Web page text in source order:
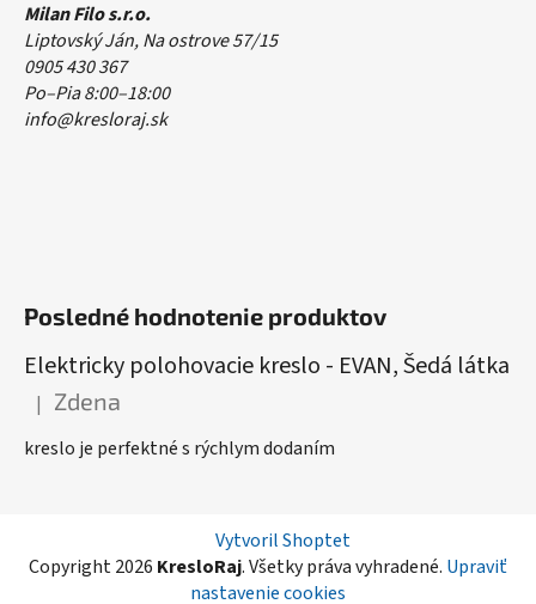
Milan Filo s.r.o.
Liptovský Ján, Na ostrove 57/15
0905 430 367
Po–Pia 8:00–18:00
info@kresloraj.sk
Posledné hodnotenie produktov
Elektricky polohovacie kreslo - EVAN, Šedá látka
Hodnotenie produktu je 5 z 5 hviezdičiek.
| Zdena
kreslo je perfektné s rýchlym dodaním
Vytvoril Shoptet
Copyright 2026 KresloRaj. Všetky práva vyhradené. Upraviť
nastavenie cookies